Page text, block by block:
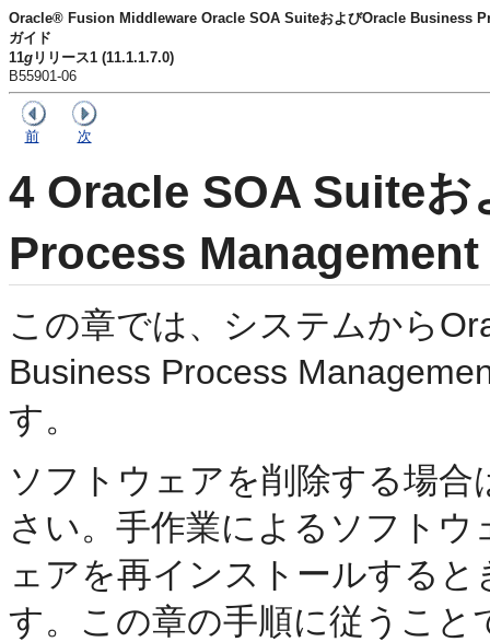
Oracle® Fusion Middleware Oracle SOA SuiteおよびOracle Business
ガイド
11g リリース1 (11.1.1.7.0)
B55901-06
前 次
4Oracle SOA Suite
Process
この章では、システムから
Business Process
す。
ソフトウェアを削除する場
さい。手作業によるソフト
ェアを再インストールする
す。この章の手順に従うこ